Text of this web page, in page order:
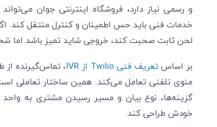
و رسمی نیاز دارد، فروشگاه اینترنتی جوان
خدمات فنی باید حس اطمینان و کنترل منتقل کند.
لحن ثابت صحبت کند، خروجی شاید تمیز باشد اما
بر اساستعریف فنی Twilio از IVR
، تماس‌گیرنده از
منوی تلفنی تعامل می‌کند. همین ساختار تعاملی
گزینه‌ها، نوع بیان و مسیر رسیدن مشتری به واحد
خودش طراحی کند.